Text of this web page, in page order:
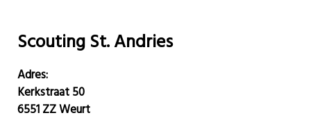
Scouting St. Andries
Adres:
Kerkstraat 50
6551 ZZ Weurt